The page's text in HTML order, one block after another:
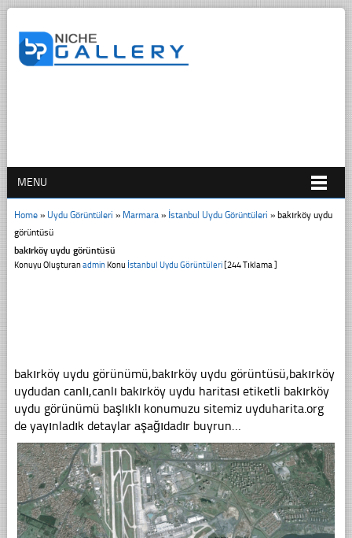
MENU
Home» Uydu Görüntüleri » Marmara» İstanbul Uydu Görüntüleri » bakırköy uydu
görüntüsü
bakırköy uydu görüntüsü
Konuyu OluşturanadminKonu İstanbul Uydu Görüntüleri[244 Tıklama ]
bakırköy uydu görünümü,bakırköy uydu görüntüsü,bakırköy
uydudan canlı,canlı bakırköy uydu haritası etiketli bakırköy
uydu görünümü başlıklı konumuzu sitemiz uyduharita.org
de yayınladık detaylar aşağıdadır buyrun…